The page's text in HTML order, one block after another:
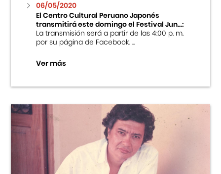
06/05/2020
El Centro Cultural Peruano Japonés
transmitirá este domingo el Festival Jun...:
La transmisión será a partir de las 4:00 p. m.
por su página de Facebook. ...
Ver más